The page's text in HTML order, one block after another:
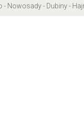
Nowosady - Dubiny -